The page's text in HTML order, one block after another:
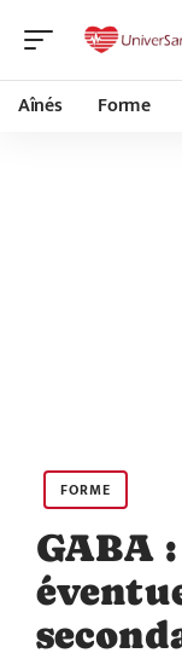
Aînés Forme
FORME
GABA